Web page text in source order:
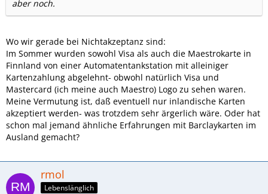
aber noch.
Wo wir gerade bei Nichtakzeptanz sind:
Im Sommer wurden sowohl Visa als auch die Maestrokarte in
Finnland von einer Automatentankstation mit alleiniger
Kartenzahlung abgelehnt- obwohl natürlich Visa und
Mastercard (ich meine auch Maestro) Logo zu sehen waren.
Meine Vermutung ist, daß eventuell nur inlandische Karten
akzeptiert werden- was trotzdem sehr ärgerlich wäre. Oder hat
schon mal jemand ähnliche Erfahrungen mit Barclaykarten im
Ausland gemacht?
rmol
Lebenslänglich